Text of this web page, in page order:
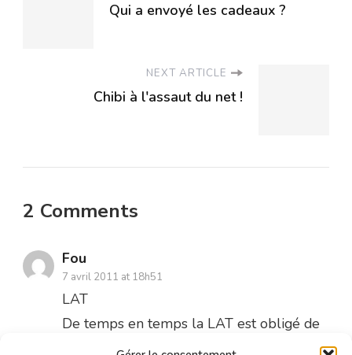
Qui a envoyé les cadeaux ?
NEXT ARTICLE
Chibi à l'assaut du net !
2 Comments
Fou
7 avril 2011 at 18h51
LAT
De temps en temps la LAT est obligé de
prendre en main ce blog pour faire un